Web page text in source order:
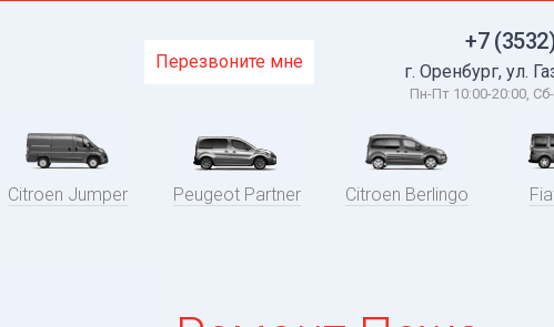
Перезвоните мне
+7
г. Оренбург, ул.
Пн-Пт 10:00-20:00,
Citroen Jumper Peugeot Partner Citroen Berlingo